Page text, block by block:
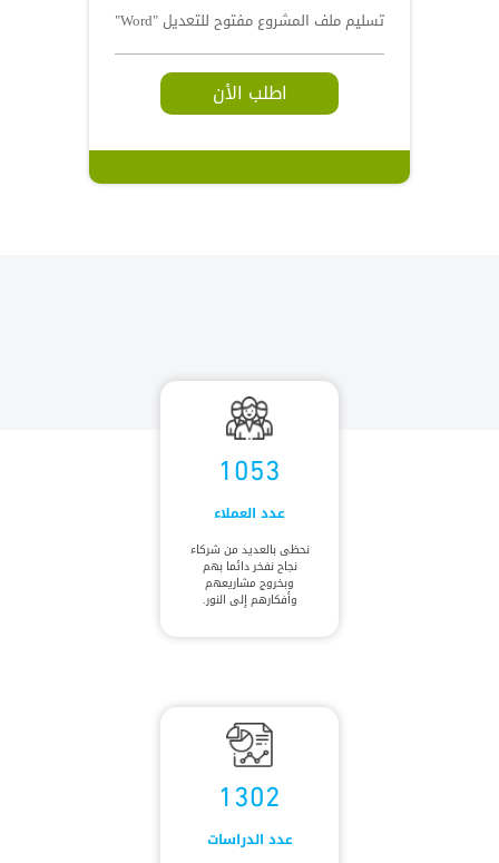
تسليم ملف المشروع مفتوح للتعديل "Word"
اطلب الأن
1053
عدد العملاء
نحظى بالعديد من شركاء
نجاح نفخر دائما بهم
وبخروج مشاريعهم
وأفكارهم إلى النور.
1302
عدد الدراسات